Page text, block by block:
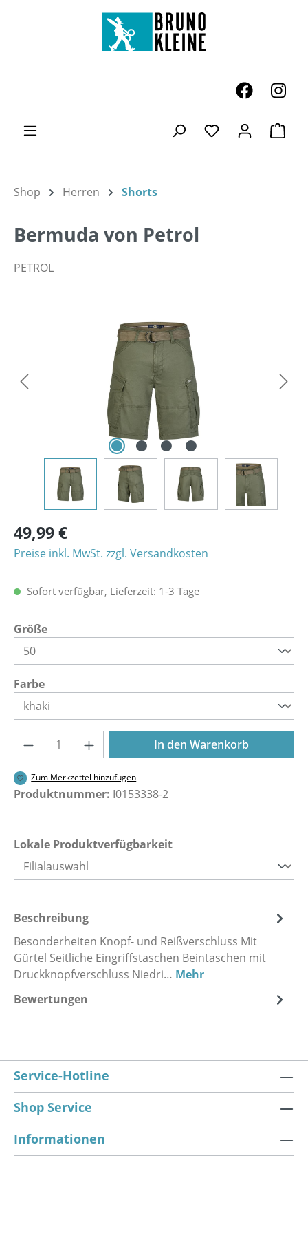
Zum Hauptinhalt springen
Du hast 0
Shop Herren Shorts
Bermuda von Petrol
PETROL
49,99 €
Preise inkl. MwSt. zzgl. Versandkosten
Sofort verfügbar, Lieferzeit: 1-3 Tage
Größeauswählen
Farbeauswählen
Produkt Anzahl: Gib den gewünschten
In den Warenkorb
Zum Merkzettel hinzufügen
Produktnummer: I0153338-2
Lokale Produktverfügbarkeit
Beschreibung
Besonderheiten Knopf- und Reißverschluss Mit
Gürtel Seitliche Eingriffstaschen Beintaschen mit
Druckknopfverschluss Niedri… Mehr
Bewertungen
Service-Hotline
Shop Service
Informationen